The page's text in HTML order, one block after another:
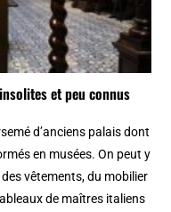
et peu connus
d’anciens palais dont
en musées. On peut y
vêtements, du mobilier
de maîtres italiens